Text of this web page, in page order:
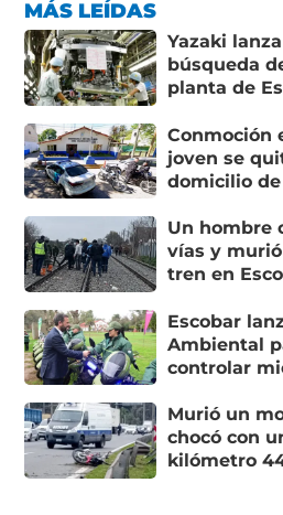
MÁS LEÍDAS
Yazaki
búsqueda
planta de
Conmoción
joven se
domicilio
Un hombre
vías y
tren en
Escobar
Ambiental
controlar
Murió un
chocó con
kilómetro